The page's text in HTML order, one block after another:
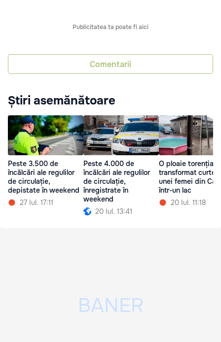
Publicitatea ta poate fi aici
Comentarii
Știri asemănătoare
Peste 3.500 de
încălcări ale regulilor
de circulație,
depistate în weekend
27 Iul. 17:11
Peste 4.000 de
încălcări ale regulilor
de circulație,
înregistrate în
weekend
20 Iul. 13:41
O ploaie torențială
transformat curtea
unei femei din
într-un lac
20 Iul. 11:18